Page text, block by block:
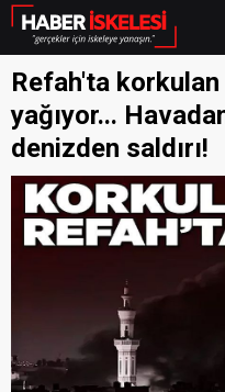
Refah'ta
yağıyor...
denizden saldırı!